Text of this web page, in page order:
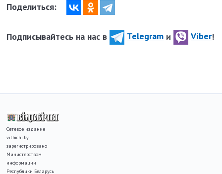
Поделиться:
Подписывайтесь на нас в Telegram и Viber!
Сетевое издание
vitbichi.by
зарегистрировано
Министерством
информации
Республики Беларусь